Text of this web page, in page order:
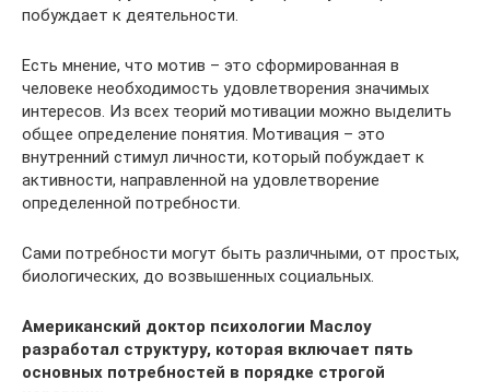
побуждает к деятельности.
Есть мнение, что мотив – это сформированная в
человеке необходимость удовлетворения значимых
интересов. Из всех теорий мотивации можно выделить
общее определение понятия. Мотивация – это
внутренний стимул личности, который побуждает к
активности, направленной на удовлетворение
определенной потребности.
Сами потребности могут быть различными, от простых,
биологических, до возвышенных социальных.
Американский доктор психологии Маслоу
разработал структуру, которая включает пять
основных потребностей в порядке строгой